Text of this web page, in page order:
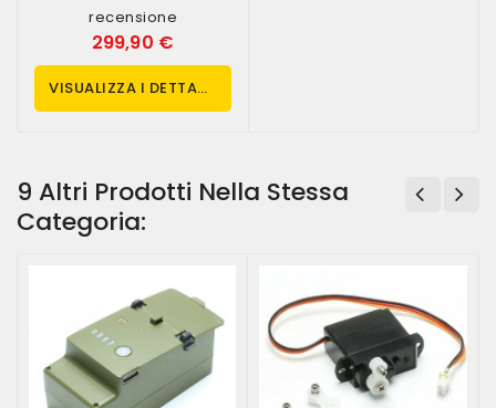
recensione
299,90 €
VISUALIZZA I DETTAGLI
9 Altri Prodotti Nella Stessa
Categoria: